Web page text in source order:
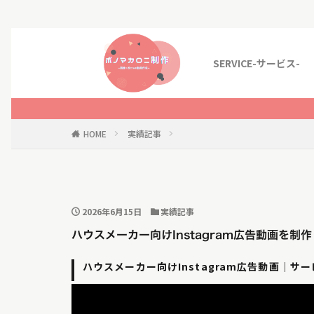
SERVICE-サービス-
HOME 実績記事
2026年6月15日 実績記事
ハウスメーカー向けInstagram広告動画を制
ハウスメーカー向けInstagram広告動画｜サー